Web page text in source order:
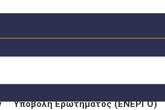
Υποβολή Ερωτήματος (ΕΝΕΡΓΟ)